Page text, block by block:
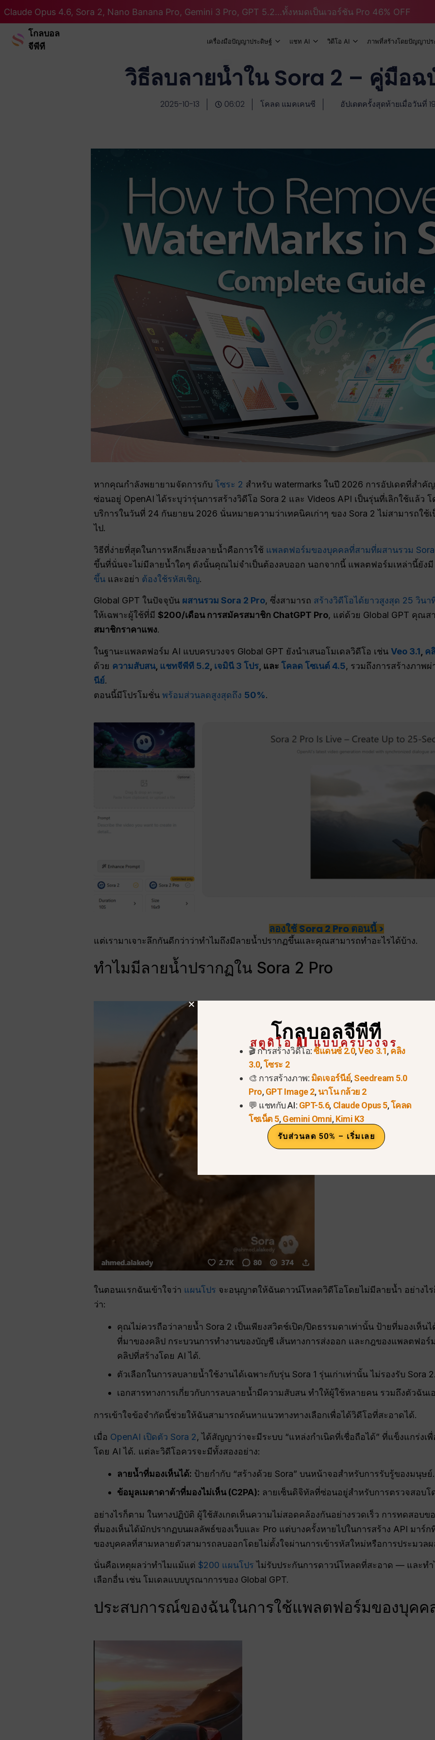
Claude Opus 4.6, Sora 2, Nano Banana Pro, Gemini 3 Pro, GPT 5.2...ทั้งหมดเป็นเวอร์ชัน Pro 46% OFF
โกลบอล
จีพีที
เครื่องมือปัญญาประดิษฐ์ แชท AI วิดีโอ AI ภาพที่สร้างโดยปัญญาปร
วิธีลบลายน้ำใน Sora 2 – คู่มือ
2025-10-13 06:02 โคลด แมคเคนซี อัปเดตครั้งสุดท้ายเมื่อวันที่
หากคุณกำลังพยายามจัดการกับ โซระ 2 สำหรับ watermarks ในปี 2026 การอัปเดตที่สำคั
ซ่อนอยู่ OpenAI ได้ระบุว่ารุ่นการสร้างวิดีโอ Sora 2 และ Videos API เป็นรุ่นที่เลิกใช้แล้ว
บริการในวันที่ 24 กันยายน 2026 นั่นหมายความว่าเทคนิคเก่าๆ ของ Sora 2 ไม่สามารถใช้
ไป.
วิธีที่ง่ายที่สุดในการหลีกเลี่ยงลายน้ำคือการใช้ แพลตฟอร์มของบุคคลที่สามที่ผสานรวม
ขึ้นที่นั่นจะไม่มีลายน้ำใดๆ ดังนั้นคุณไม่จำเป็นต้องลบออก นอกจากนี้ แพลตฟอร์มเหล่านี้ยังมี
ขึ้น และอย่า ต้องใช้รหัสเชิญ.
Global GPT ในปัจจุบัน ผสานรวม Sora 2 Pro, ซึ่งสามารถ สร้างวิดีโอได้ยาวสูงสุด 25 วินา
ให้เฉพาะผู้ใช้ที่มี $200/เดือน การสมัครสมาชิก ChatGPT Pro, แต่ด้วย Global GPT คุณส
สมาชิกราคาแพง.
ในฐานะแพลตฟอร์ม AI แบบครบวงจร Global GPT ยังนำเสนอโมเดลวิดีโอ เช่น Veo 3.1 ค
ด้วย ความสับสน, แชทจีพีที 5.2 เจมินี 3 โปร , และ โคลด โซเนต์ 4.5, รวมถึงการสร้างภาพผ่
นีย์.
ตอนนี้มีโปรโมชั่น พร้อมส่วนลดสูงสุดถึง 50%.
ลองใช้ Sora 2 Pro ตอนนี้ >
แต่เรามาเจาะลึกกันดีกว่าว่าทำไมถึงมีลายน้ำปรากฏขึ้นและคุณสามารถทำอะไรได้บ้าง.
ทำไมมีลายน้ำปรากฏใน Sora 2 Pro
ในตอนแรกฉันเข้าใจว่า แผนโปร จะอนุญาตให้ฉันดาวน์โหลดวิดีโอโดยไม่มีลายน้ำ อย่างไ
ว่า:
คุณไม่ควรถือว่าลายน้ำ Sora 2 เป็นเพียงสวิตช์เปิด/ปิดธรรมดาเท่านั้น ป้ายที่มองเห็น
ที่มาของคลิป กระบวนการทำงานของบัญชี เส้นทางการส่งออก และกฎของแพลตฟอร์
คลิปที่สร้างโดย AI ได้.
ตัวเลือกในการลบลายน้ำใช้งานได้เฉพาะกับรุ่น Sora 1 รุ่นเก่าเท่านั้น ไม่รองรับ Sora 2.
เอกสารทางการเกี่ยวกับการลบลายน้ำมีความสับสน ทำให้ผู้ใช้หลายคน รวมถึงตัวฉันเ
การเข้าใจข้อจำกัดนี้ช่วยให้ฉันสามารถค้นหาแนวทางทางเลือกเพื่อได้วิดีโอที่สะอาดได้.
เมื่อ OpenAI เปิดตัว Sora 2, ได้สัญญาว่าจะมีระบบ “แหล่งกำเนิดที่เชื่อถือได้” ที่แข็งแกร่งเ
โดย AI ได้. แต่ละวิดีโอควรจะมีทั้งสองอย่าง:
ลายน้ำที่มองเห็นได้: ป้ายกำกับ “สร้างด้วย Sora” บนหน้าจอสำหรับการรับรู้ของมนุษย์.
ข้อมูลเมตาดาต้าที่มองไม่เห็น (C2PA): ลายเซ็นดิจิทัลที่ซ่อนอยู่สำหรับการตรวจสอบโ
อย่างไรก็ตาม ในทางปฏิบัติ ผู้ใช้สังเกตเห็นความไม่สอดคล้องกันอย่างรวดเร็ว การทดสอบข
ที่มองเห็นได้มักปรากฏบนผลลัพธ์ของเว็บและ Pro แต่บางครั้งหายไปในการสร้าง API มาร์ก
ของบุคคลที่สามหลายตัวสามารถลบออกโดยไม่ตั้งใจผ่านการเข้ารหัสใหม่หรือการประมวลผ
นั่นคือเหตุผลว่าทำไมแม้แต่ $200 แผนโปร ไม่รับประกันการดาวน์โหลดที่สะอาด — และทำ
เลือกอื่น เช่น โมเดลแบบบูรณาการของ Global GPT.
ประสบการณ์ของฉันในการใช้แพลตฟอร์มของบุคค
โกลบอลจีพีที
สตูดิโอ AI แบบครบวงจร
🎬 การสร้างวิดีโอ:ซีแดนซ์ 2.0,Veo 3.1,คลิง
3.0,โซระ 2
🎨 การสร้างภาพ: มิดเจอร์นีย์,Seedream 5.0
Pro,GPT Image 2,นาโน กล้วย 2
💬 แชทกับ AI: GPT-5.6, Claude Opus 5,โคลด
โซเน็ต 5,Gemini Omni,Kimi K3
รับส่วนลด 50% – เริ่มเลย